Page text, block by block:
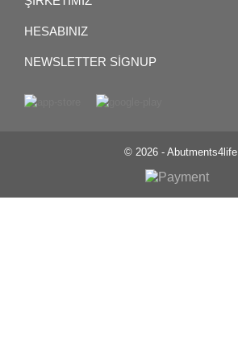
HESABINIZ
NEWSLETTER SIGNUP
© 2026 - Abutments4life